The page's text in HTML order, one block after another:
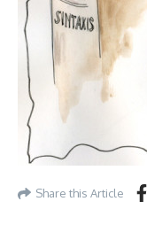
Share this Article